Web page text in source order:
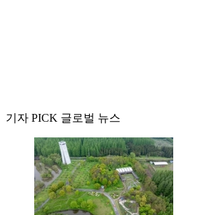
기자 PICK 글로벌 뉴스